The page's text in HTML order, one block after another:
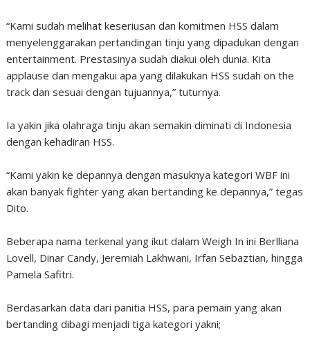
“Kami sudah melihat keseriusan dan komitmen HSS dalam
menyelenggarakan pertandingan tinju yang dipadukan dengan
entertainment. Prestasinya sudah diakui oleh dunia. Kita
applause dan mengakui apa yang dilakukan HSS sudah on the
track dan sesuai dengan tujuannya,” tuturnya.
Ia yakin jika olahraga tinju akan semakin diminati di Indonesia
dengan kehadiran HSS.
“Kami yakin ke depannya dengan masuknya kategori WBF ini
akan banyak fighter yang akan bertanding ke depannya,” tegas
Dito.
Beberapa nama terkenal yang ikut dalam Weigh In ini Berlliana
Lovell, Dinar Candy, Jeremiah Lakhwani, Irfan Sebaztian, hingga
Pamela Safitri.
Berdasarkan data dari panitia HSS, para pemain yang akan
bertanding dibagi menjadi tiga kategori yakni;